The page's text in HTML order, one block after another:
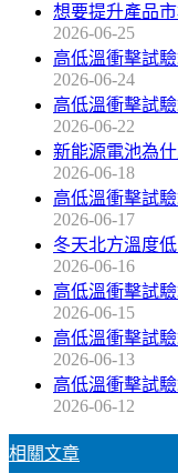
想要提升產品
2026-06-25
高低溫衝擊試
2026-06-24
高低溫衝擊試
2026-06-22
新能源電池為
2026-06-18
高低溫衝擊試
2026-06-17
冬天北方溫度
2026-06-16
高低溫衝擊試
2026-06-15
高低溫衝擊試
2026-06-13
高低溫衝擊試
2026-06-12
相關文章